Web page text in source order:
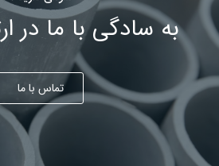
به سادگی با ما در
تماس با ما